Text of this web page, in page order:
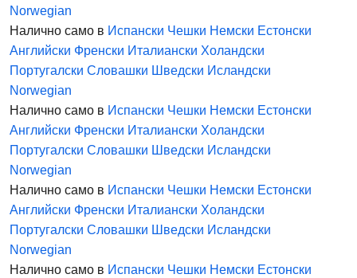
Norwegian
Налично само в Испански Чешки Немски Естонски
Английски Френски Италиански Холандски
Португалски Словашки Шведски Исландски
Norwegian
Налично само в Испански Чешки Немски Естонски
Английски Френски Италиански Холандски
Португалски Словашки Шведски Исландски
Norwegian
Налично само в Испански Чешки Немски Естонски
Английски Френски Италиански Холандски
Португалски Словашки Шведски Исландски
Norwegian
Налично само в Испански Чешки Немски Естонски